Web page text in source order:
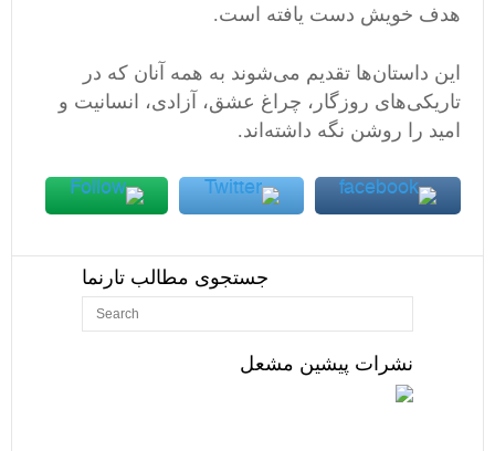
هدف خویش دست یافته است.
این داستان‌ها تقدیم می‌شوند به همه آنان که در
تاریکی‌های روزگار، چراغ عشق، آزادی، انسانیت و
امید را روشن نگه داشته‌اند.
جستجوی مطالب تارنما
نشرات پیشین مشعل